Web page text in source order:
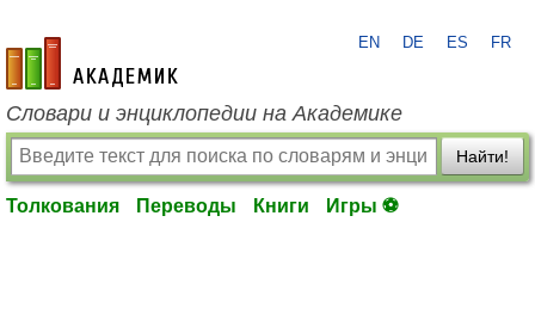
academic.ru
EN DE ES FR
Словари и энциклопедии на Академике
Найти!
Толкования Переводы Книги Игры ⚽